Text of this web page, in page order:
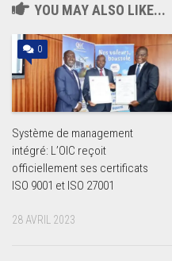
YOU MAY ALSO LIKE...
0
Système de management
intégré: L’OIC reçoit
officiellement ses certificats
ISO 9001 et ISO 27001
28 AVRIL 2023